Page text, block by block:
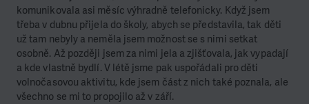
komunikovala asi měsíc výhradně telefonicky. Když jsem
třeba v dubnu přijela do školy, abych se představila, tak děti
už tam nebyly a neměla jsem možnost se s nimi setkat
osobně. Až později jsem za nimi jela a zjišťovala, jak vypadají
a kde vlastně bydlí. V létě jsme pak uspořádali pro děti
volnočasovou aktivitu, kde jsem část z nich také poznala, ale
všechno se mi to propojilo až v září.